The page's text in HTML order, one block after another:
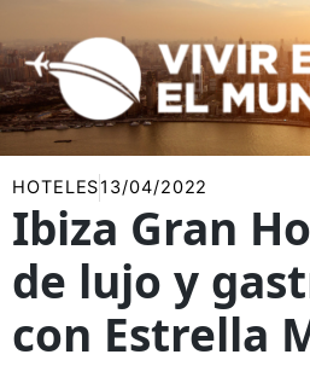
al
contenido
HOTELES13/04/2022
Ibiza Gran
de lujo y
con Estrella